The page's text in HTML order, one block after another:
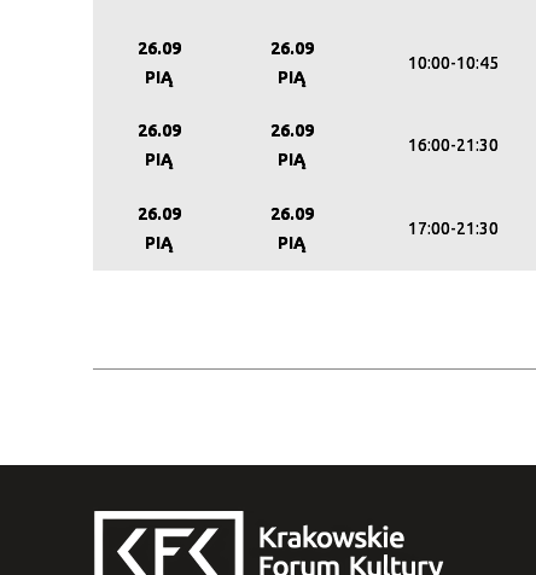
26.09
PIĄ
26.09
PIĄ
10:00-10:45
26.09
PIĄ
26.09
PIĄ
16:00-21:30
26.09
PIĄ
26.09
PIĄ
17:00-21:30